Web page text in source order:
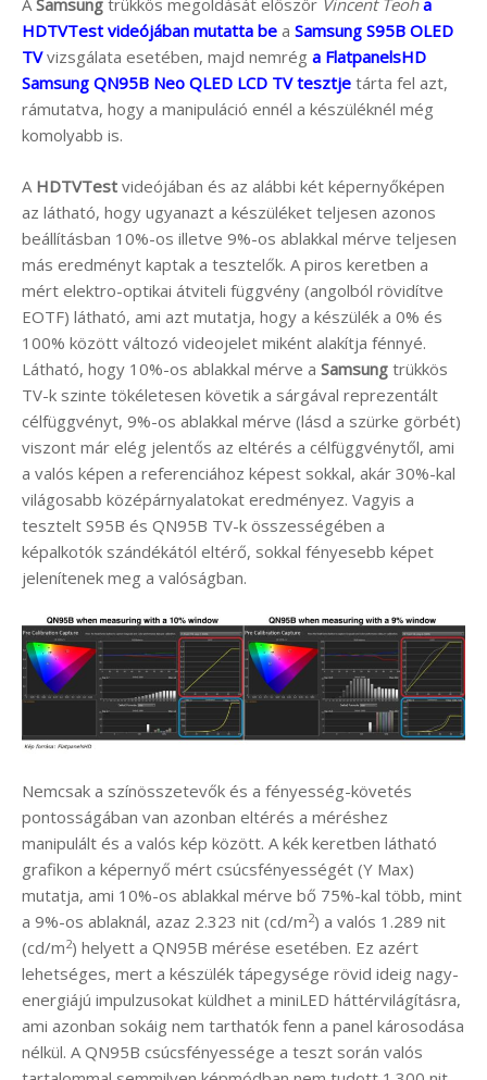
ASamsung trükkös megoldását először Vincent Teoh a
HDTVTest videójában mutatta be a Samsung S95B OLED
TVvizsgálata esetében, majd nemrég a FlatpanelsHD
Samsung QN95B Neo QLED LCD TV tesztje tárta fel azt,
rámutatva, hogy a manipuláció ennél a készüléknél még
komolyabb is.
A HDTVTest videójában és az alábbi két képernyőképen
az látható, hogy ugyanazt a készüléket teljesen azonos
beállításban 10%-os illetve 9%-os ablakkal mérve teljesen
más eredményt kaptak a tesztelők. A piros keretben a
mért elektro-optikai átviteli függvény (angolból rövidítve
EOTF) látható, ami azt mutatja, hogy a készülék a 0% és
100% között változó videojelet miként alakítja fénnyé.
Látható, hogy 10%-os ablakkal mérve a Samsung trükkös
TV-k szinte tökéletesen követik a sárgával reprezentált
célfüggvényt, 9%-os ablakkal mérve (lásd a szürke görbét)
viszont már elég jelentős az eltérés a célfüggvénytől, ami
a valós képen a referenciához képest sokkal, akár 30%-kal
világosabb középárnyalatokat eredményez. Vagyis a
tesztelt S95B és QN95B TV-k összességében a
képalkotók szándékától eltérő, sokkal fényesebb képet
jelenítenek meg a valóságban.
Nemcsak a színösszetevők és a fényesség-követés
pontosságában van azonban eltérés a méréshez
manipulált és a valós kép között. A kék keretben látható
grafikon a képernyő mért csúcsfényességét (Y Max)
mutatja, ami 10%-os ablakkal mérve bő 75%-kal több, mint
a 9%-os ablaknál, azaz 2.323 nit (cd/m2) a valós 1.289 nit
(cd/m2) helyett a QN95B mérése esetében. Ez azért
lehetséges, mert a készülék tápegysége rövid ideig nagy-
energiájú impulzusokat küldhet a miniLED háttérvilágításra,
ami azonban sokáig nem tarthatók fenn a panel károsodása
nélkül. A QN95B csúcsfényessége a teszt során valós